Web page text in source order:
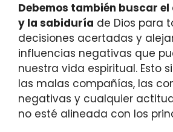
Debemos también buscar
y la sabiduría de Dios para
decisiones acertadas y
influencias negativas que
nuestra vida espiritual. Esto
las malas compañías, las
negativas y cualquier
no esté alineada con los